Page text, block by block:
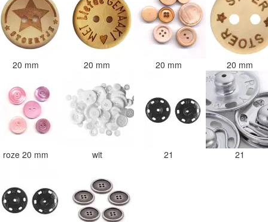
20 mm 20 mm 20 mm 20 mm
roze 20 mm wit 21 21